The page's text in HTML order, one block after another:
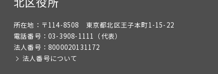
所在地： 〒114-8508 東京都北区王子本町1-15-22
電話番号： 03-3908-1111 （代表）
法人番号： 8000020131172
法人番号について